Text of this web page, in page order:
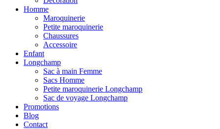
Homme
Maroquinerie
Petite maroquinerie
Chaussures
Accessoire
Enfant
Longchamp
Sac à main Femme
Sacs Homme
Petite maroquinerie Longchamp
Sac de voyage Longchamp
Promotions
Blog
Contact